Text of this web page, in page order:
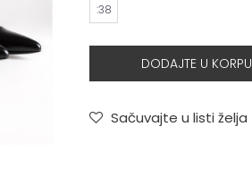
:38
DODAJTE U KORPU
Sačuvajte u listi želja